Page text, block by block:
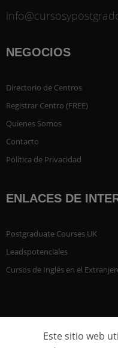
NEGOCIOS
Directorio de Centros
Registrar Centro (FREE)
Quienes Somos
Contacto
Política de Privacidad
ENLACES DE
Postgraduate Courses UK
Leadspotenciales
Cursos de Inglés en el
Este sitio web